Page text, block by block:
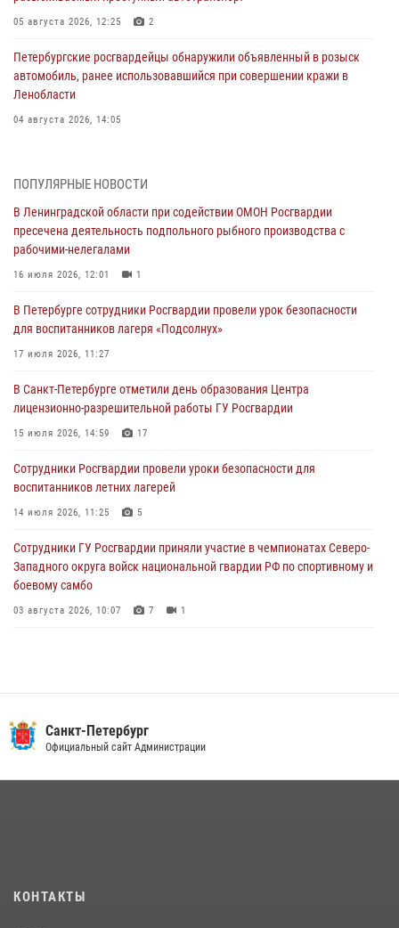
05 августа 2026, 12:25 2
Петербургские росгвардейцы обнаружили объявленный в розыск
автомобиль, ранее использовавшийся при совершении кражи в
Ленобласти
04 августа 2026, 14:05
также оказали доврачебную помощь пострадавшим
03 августа 2026, 14:15 3 1
Росгвардейцы приняли участие в Большом семейном фестивале
03 августа 2026, 13:26
В Ленинградской области сотрудники Росгвардии обнаружили
пропавшего мальчика с нарушением слуха и помогли ему вернуться
домой
В Санкт-Петербурге при содействии СОБР Росгвардии задержаны
подозреваемые в мошеннических действиях
Сотрудники ГУ Росгвардии приняли участие в чемпионатах Северо-
Западного округа войск национальной гвардии РФ по спортивному и
03 августа 2026, 10:07 7 1
ПОПУЛЯРНЫЕ НОВОСТИ
В Ленинградской области при содействии ОМОН Росгвардии
пресечена деятельность подпольного рыбного производства с
рабочими-нелегалами
16 июля 2026, 12:01 1
В Петербурге сотрудники Росгвардии провели урок безопасности
для воспитанников лагеря «Подсолнух»
17 июля 2026, 11:27
В Санкт-Петербурге отметили день образования Центра
лицензионно-разрешительной работы ГУ Росгвардии
15 июля 2026, 14:59 17
Сотрудники Росгвардии провели уроки безопасности для
воспитанников летних лагерей
14 июля 2026, 11:25 5
Сотрудники ГУ Росгвардии приняли участие в чемпионатах Северо-
Западного округа войск национальной гвардии РФ по спортивному и
боевому самбо
03 августа 2026, 10:07 7 1
В Красногвардейском районе росгвардейцы задержали хулигана,
угрожавшего мужчине пневматическим пистолетом
на III Международном петербургском цифровом форуме
Санкт-Петербург
Официальный сайт Администрации
КОНТАКТЫ